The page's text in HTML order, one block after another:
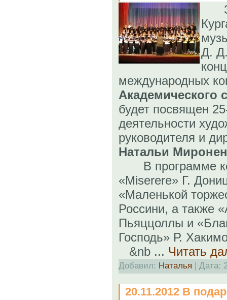
Д.
международных
Академического
будет посвящен
деятельности
руководителя и
Натальи
В программе
«Miserere» Г.
«Маленькой
Россини, а также
Пьяццоллы и
Господь» Р.
&nb ... Читать
Добавил: Наталья | Дата:
20.11.2012 В